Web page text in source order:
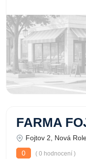
FARMA
Fojtov 2, Nová
0
( 0 hodnocení )